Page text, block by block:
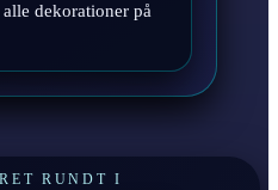
dekorationer på
RUNDT I